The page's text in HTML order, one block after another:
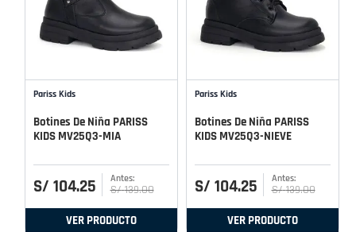
Pariss Kids
Botines De Niña PARISS
KIDS MV25Q3-MIA
S/ 104.25 S/ 139.00
VER PRODUCTO
Pariss Kids
Botines De Niña PARISS
KIDS MV25Q3-NIEVE
S/ 104.25 S/ 139.00
VER PRODUCTO